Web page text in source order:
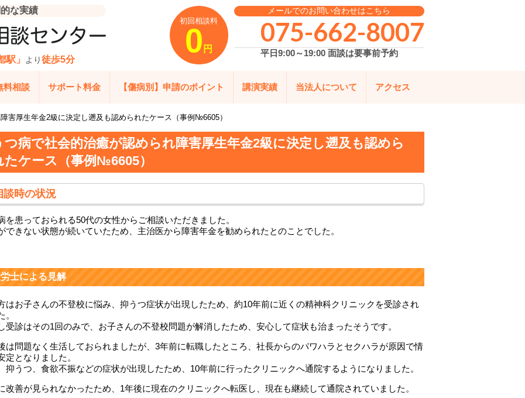
な実績
駅」 より徒歩5分
初回相談料
0 円
メールでのお問い合わせはこちら
075-662-8007
平日9:00～19:00 面談は要事前予約
料相談 サポート料金 【傷病別】申請のポイント 講演実績 当法人について アクセス
害厚生年金2級に決定し遡及も認められたケース（事例№6605）
つ病で社会的治癒が認められ障害厚生年金2級に決定し遡及も認めら
たケース（事例№6605）
談時の状況
を患っておられる50代の女性からご相談いただきました。
できない状態が続いていたため、主治医から障害年金を勧められたとのことでした。
士による見解
はお子さんの不登校に悩み、抑うつ症状が出現したため、約10年前に近くの精神科クリニックを受診され
。
受診はその1回のみで、お子さんの不登校問題が解消したため、安心して症状も治まったそうです。
は問題なく生活しておられましたが、3年前に転職したところ、社長からのパワハラとセクハラが原因で情
定となりました。
抑うつ、食欲不振などの症状が出現したため、10年前に行ったクリニックへ通院するようになりました。
改善が見られなかったため、1年後に現在のクリニックへ転医し、現在も継続して通院されていました。